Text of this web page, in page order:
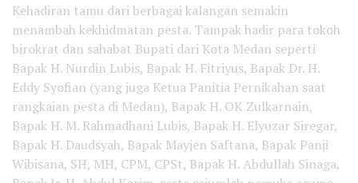
Kehadiran tamu dari berbagai kalangan semakin
menambah kekhidmatan pesta. Tampak hadir para tokoh
birokrat dan sahabat Bupati dari Kota Medan seperti
Bapak H. Nurdin Lubis, Bapak H. Fitriyus, Bapak Dr. H.
Eddy Syofian (yang juga Ketua Panitia Pernikahan saat
rangkaian pesta di Medan), Bapak H. OK Zulkarnain,
Bapak H. M. Rahmadhani Lubis, Bapak H. Elyuzar Siregar,
Bapak H. Daudsyah, Bapak Mayjen Saftana, Bapak Panji
Wibisana, SH, MH, CPM, CPSt, Bapak H. Abdullah Sinaga,